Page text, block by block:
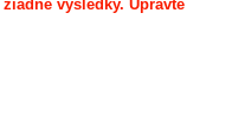
výsledky. Upravte